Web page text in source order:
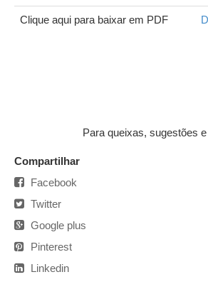
Clique aqui para baixar em PDF
Para queixas, sugestões
Compartilhar
Facebook
Twitter
Google plus
Pinterest
Linkedin